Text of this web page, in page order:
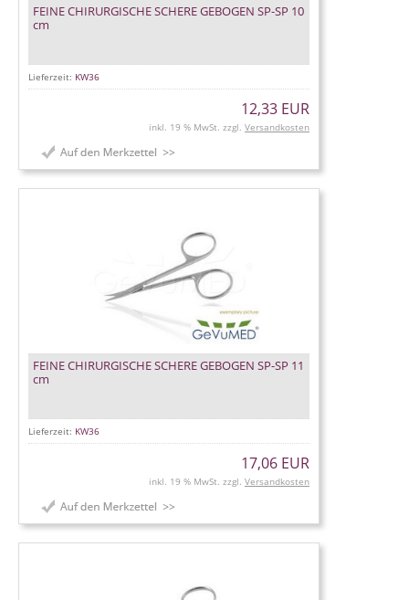
FEINE CHIRURGISCHE SCHERE GEBOGEN SP-SP 10
cm
Lieferzeit: KW36
12,33 EUR
inkl. 19 % MwSt. zzgl. Versandkosten
FEINE CHIRURGISCHE SCHERE GEBOGEN SP-SP 11
cm
Lieferzeit: KW36
17,06 EUR
inkl. 19 % MwSt. zzgl. Versandkosten